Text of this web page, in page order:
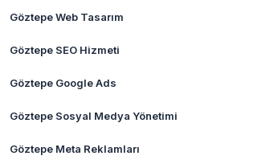
Göztepe Web Tasarım
Göztepe SEO Hizmeti
Göztepe Google Ads
Göztepe Sosyal Medya Yönetimi
Göztepe Meta Reklamları